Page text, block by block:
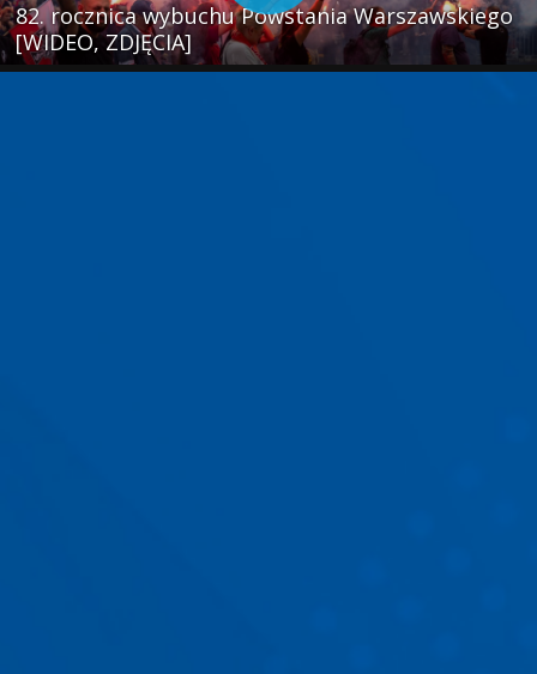
82. rocznica wybuchu Powstania Warszawskiego
[WIDEO, ZDJĘCIA]